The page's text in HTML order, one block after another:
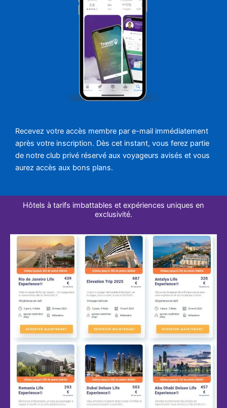
Recevez votre accès membre par e-mail immédiatement
après votre inscription. Dès cet instant, vous ferez partie
de notre club privé réservé aux voyageurs avisés et vous
aurez accès aux bons plans.
Hôtels à tarifs imbattables et expériences uniques en
exclusivité.